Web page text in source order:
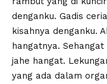
denganku. Gadis
kisahnya denganku.
hangatnya.
jahe hangat.
yang ada dalam